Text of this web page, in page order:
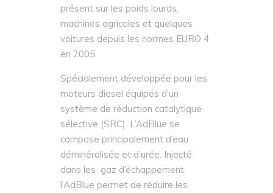
présent sur les poids lourds,
machines agricoles et quelques
voitures depuis les normes EURO 4
en 2005.
Spécialement développée pour les
moteurs diesel équipés d’un
système de réduction catalytique
sélective (SRC). L’AdBlue se
compose principalement d’eau
déminéralisée et d’urée. Injecté
dans les gaz d’échappement,
l’AdBlue permet de réduire les